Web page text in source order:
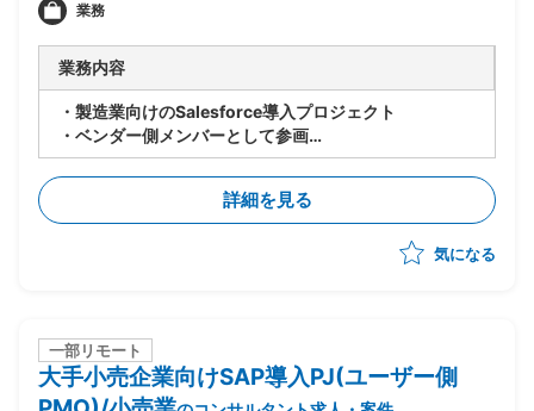
業務
業務内容
・製造業向けのSalesforce導入プロジェクト
・ベンダー側メンバーとして参画
・世界各国の拠点でのSalesforce共有に向けて、北
米・EU拠点へのSales Cloudの導入からスタート(全て
・10月までPoCを実施し、その後本格展開の予定
詳細を見る
気になる
一部リモート
大手小売企業向けSAP導入PJ(ユーザー側